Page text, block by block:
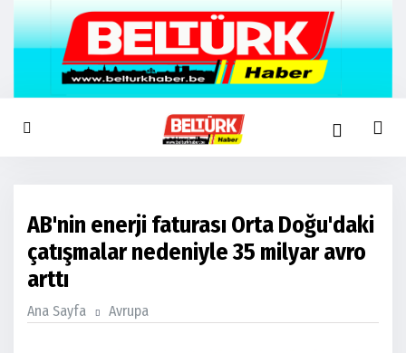
AB'nin enerji faturası Orta Doğu'daki
çatışmalar nedeniyle 35 milyar avro
arttı
Ana Sayfa Avrupa